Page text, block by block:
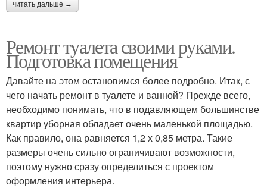
читать дальше →
Ремонт туалета своими руками.
Подготовка помещения
Давайте на этом остановимся более подробно. Итак, с
чего начать ремонт в туалете и ванной? Прежде всего,
необходимо понимать, что в подавляющем большинстве
квартир уборная обладает очень маленькой площадью.
Как правило, она равняется 1,2 х 0,85 метра. Такие
размеры очень сильно ограничивают возможности,
поэтому нужно сразу определиться с проектом
оформления интерьера.